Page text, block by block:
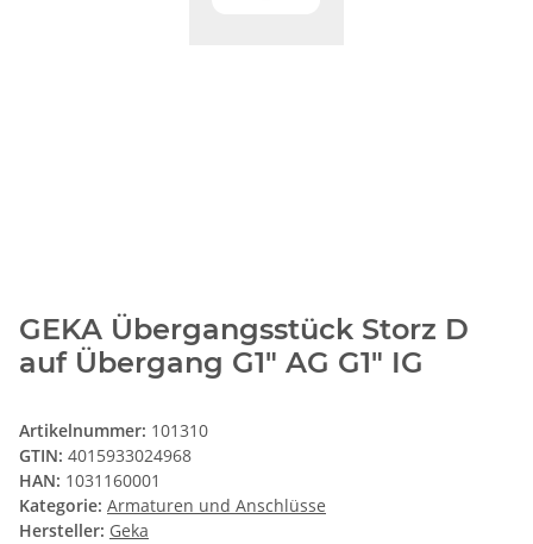
GEKA Übergangsstück Storz D
auf Übergang G1" AG G1" IG
Artikelnummer: 101310
GTIN: 4015933024968
HAN: 1031160001
Kategorie: Armaturen und Anschlüsse
Hersteller: Geka